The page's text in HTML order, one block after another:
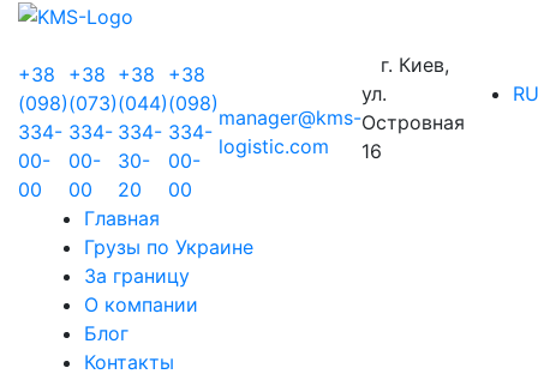
+38
(098)
334-
00-
00
+38
(073)
334-
00-
00
+38
(044)
334-
30-
20
+38
(098)
334-
00-
00
manager@kms-
logistic.com
г. Киев,
ул.
Островная
16
RU
Главная
Грузы по Украине
За границу
О компании
Блог
Контакты